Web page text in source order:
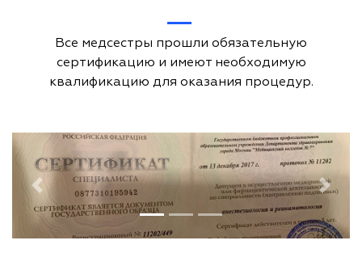
Все медсестры прошли обязательную
сертификацию и имеют необходимую
квалификацию для оказания процедур.
Previous Next